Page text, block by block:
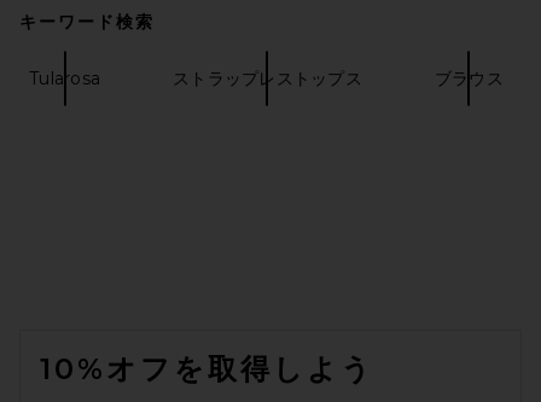
キーワード検索
Tularosa ストラップレストップス ブラウス
10%オフを取得しよう